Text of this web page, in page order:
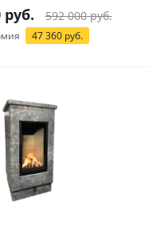
руб. 592 000руб.
47 360руб.